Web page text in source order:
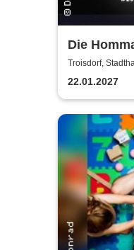
Die
Jürgens -
Alex Parker
Troisdorf,
22.01.2027